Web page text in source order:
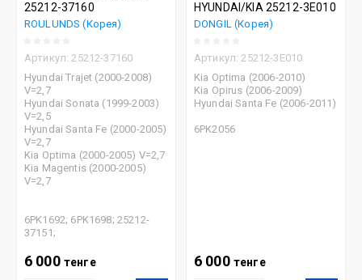
25212-37160
ROULUNDS (Корея)
Артикул: 25212-37160
Hyundai Trajet (2000-2008)
V=2,7
Hyundai Sonata (1999-2003)
V=2,5
Hyundai Santa Fe (2000-2005)
V=2,7
Kia Optima (2000-2005) V=2,7
Kia Magentis (2000-2005)
V=2,7
6PK1692; 6PK1698; 25212-
37151;
6 000 тенге
HYUNDAI/KIA 25212-3Е010
DONGIL (Корея)
Артикул: 25212-3E010
Kia Optima (2006-2010)
Kia Opirus (2006-2009)
Hyundai Santa Fe (2006-2011)
6PK2056
6 000 тенге